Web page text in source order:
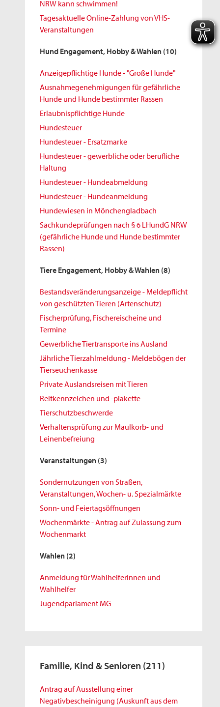
NRW kann schwimmen!
Tagesaktuelle Online-Zahlung von VHS-
Veranstaltungen
Hund Engagement, Hobby & Wahlen (10)
Anzeigepflichtige Hunde - "Große Hunde"
Ausnahmegenehmigungen für gefährliche
Hunde und Hunde bestimmter Rassen
Erlaubnispflichtige Hunde
Hundesteuer
Hundesteuer - Ersatzmarke
Hundesteuer - gewerbliche oder berufliche
Haltung
Hundesteuer - Hundeabmeldung
Hundesteuer - Hundeanmeldung
Hundewiesen in Mönchengladbach
Sachkundeprüfungen nach § 6 LHundG NRW
(gefährliche Hunde und Hunde bestimmter
Rassen)
Tiere Engagement, Hobby & Wahlen (8)
Bestandsveränderungsanzeige - Meldepflicht
von geschützten Tieren (Artenschutz)
Fischerprüfung, Fischereischeine und
Termine
Gewerbliche Tiertransporte ins Ausland
Jährliche Tierzahlmeldung - Meldebögen der
Tierseuchenkasse
Private Auslandsreisen mit Tieren
Reitkennzeichen und -plakette
Tierschutzbeschwerde
Verhaltensprüfung zur Maulkorb- und
Leinenbefreiung
Veranstaltungen (3)
Sondernutzungen von Straßen,
Veranstaltungen, Wochen- u. Spezialmärkte
Sonn- und Feiertagsöffnungen
Wochenmärkte - Antrag auf Zulassung zum
Wochenmarkt
Wahlen (2)
Anmeldung für Wahlhelferinnen und
Wahlhelfer
Jugendparlament MG
Familie, Kind & Senioren (211)
Antrag auf Ausstellung einer
Negativbescheinigung (Auskunft aus dem